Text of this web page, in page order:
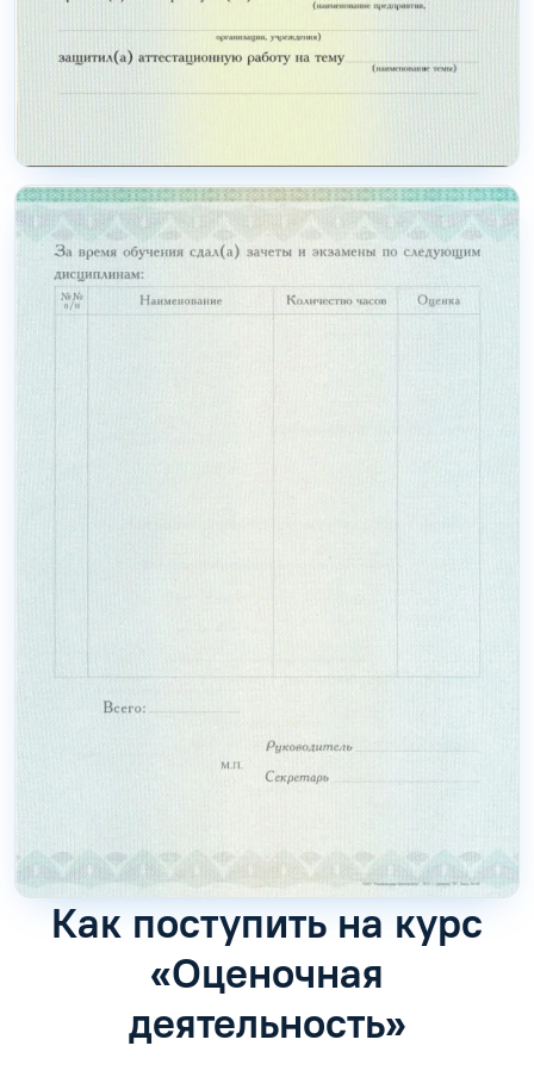
Как поступить на курс
«Оценочная
деятельность»